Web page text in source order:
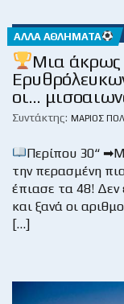
ΆΛΛΑ ΑΘΛΉΜΑΤΑ
Μια άκρως
οι…
Συντάκτης: ΜΆΡΙΟΣ
Περίπου 30“
την περασμένη
έπιασε τα 48! Δεν
και ξανά οι
[…]